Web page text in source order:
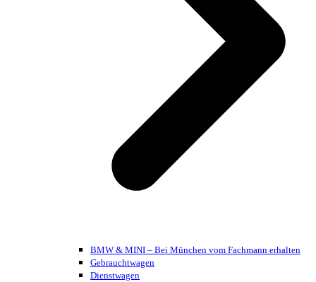
BMW & MINI – Bei München vom Fachmann erhalten
Gebrauchtwagen
Dienstwagen